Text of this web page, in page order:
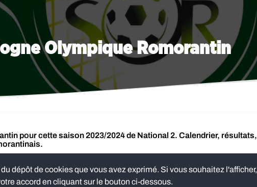
Olympique Romorantin
pour cette saison 2023/2024 de National 2. Calendrier, résultats,
dépôt de cookies que vous avez exprimé. Si vous souhaitez l'afficher,
accord en cliquant sur le bouton ci-dessous.